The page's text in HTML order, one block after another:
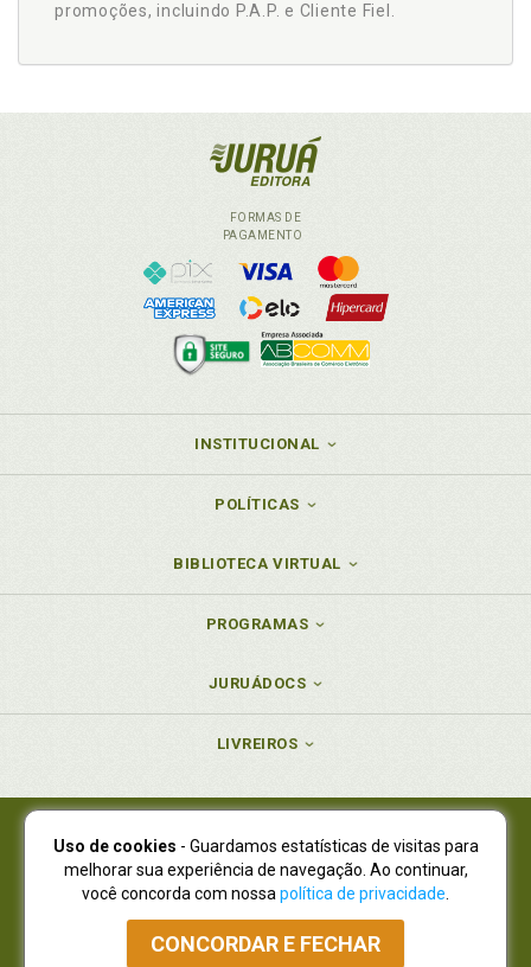
promoções, incluindo P.A.P. e Cliente Fiel.
FORMAS DE
PAGAMENTO
INSTITUCIONAL
POLÍTICAS
BIBLIOTECA VIRTUAL
PROGRAMAS
JURUÁDOCS
LIVREIROS
Juruá Editora Ltda., CNPJ 77.535.508/0001-19
Juruá Informática Ltda., CNPJ 01.701.561/0001-80
NOVO ENDEREÇO:R. Flávio Dallegrave, 7665, São Lourenço |
Curitiba - Paraná - CEP 82210-310
Atendimento: (41) 4009-3900|Vendas Atacado: (41) 4009-3939
Uso de cookies - Guardamos estatísticas de visitas para
melhorar sua experiência de navegação. Ao continuar,
você concorda com nossa política de privacidade
CONCORDAR E FECHAR